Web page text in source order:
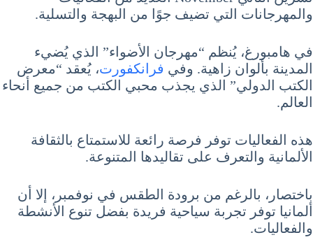
والمهرجانات التي تضيف جوًا من البهجة والتسلية.
في هامبورغ، يُنظم “مهرجان الأضواء” الذي يُضيء
المدينة بألوان زاهية. وفي فرانكفورت، يُعقد “معرض
الكتب الدولي” الذي يجذب محبي الكتب من جميع أنحاء
العالم.
هذه الفعاليات توفر فرصة رائعة للاستمتاع بالثقافة
الألمانية والتعرف على تقاليدها المتنوعة.
باختصار، بالرغم من برودة الطقس في نوفمبر، إلا أن
ألمانيا توفر تجربة سياحية فريدة بفضل تنوع الأنشطة
والفعاليات.